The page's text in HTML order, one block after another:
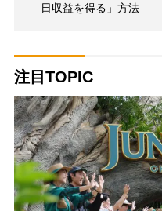
日収益を得る」方法
注目TOPIC